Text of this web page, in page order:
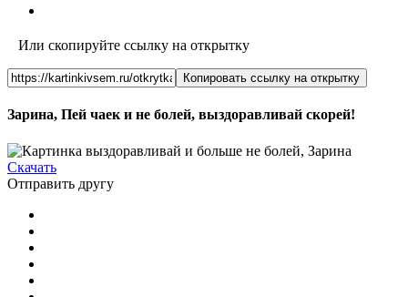
Или скопируйте ссылку на открытку
Копировать ссылку на открытку
Зарина, Пей чаек и не болей, выздоравливай скорей!
Скачать
Отправить другу